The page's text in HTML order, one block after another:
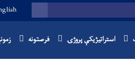
SEARCH
استراتیژیکې پروژۍ فرصتونه